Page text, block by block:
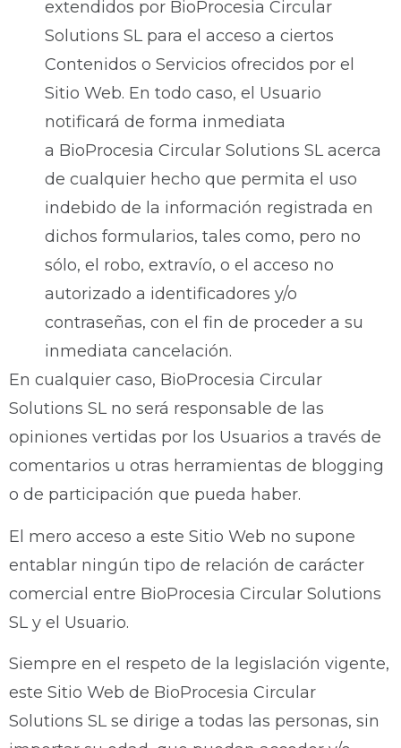
extendidos por BioProcesia Circular
Solutions SL para el acceso a ciertos
Contenidos o Servicios ofrecidos por el
Sitio Web. En todo caso, el Usuario
notificará de forma inmediata
a BioProcesia Circular Solutions SL acerca
de cualquier hecho que permita el uso
indebido de la información registrada en
dichos formularios, tales como, pero no
sólo, el robo, extravío, o el acceso no
autorizado a identificadores y/o
contraseñas, con el fin de proceder a su
inmediata cancelación.
En cualquier caso, BioProcesia Circular
Solutions SL no será responsable de las
opiniones vertidas por los Usuarios a través de
comentarios u otras herramientas de blogging
o de participación que pueda haber.
El mero acceso a este Sitio Web no supone
entablar ningún tipo de relación de carácter
comercial entre BioProcesia Circular Solutions
SL y el Usuario.
Siempre en el respeto de la legislación vigente,
este Sitio Web de BioProcesia Circular
Solutions SL se dirige a todas las personas, sin